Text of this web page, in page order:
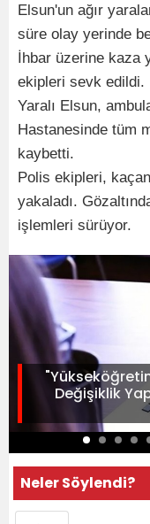
Elsun'un ağır
süre olay yerinde
İhbar üzerine kaza
ekipleri sevk edildi.
Yaralı Elsun,
Hastanesinde tüm
kaybetti.
Polis ekipleri,
yakaladı.
işlemleri sürüyor.
Değişiklik
Neler Söylendi?